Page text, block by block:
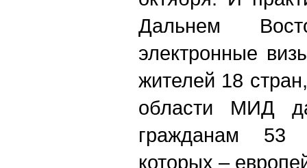
Дальнем
электронные
жителей 18
области МИД
гражданам 53
которых –